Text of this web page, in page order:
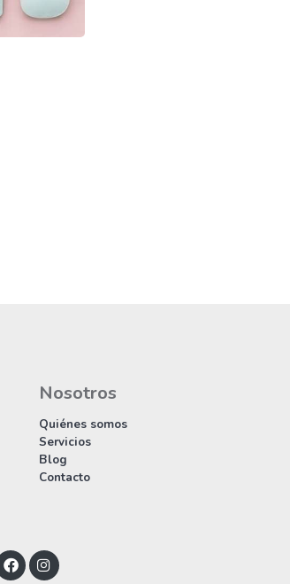
Nosotros
Quiénes somos
Servicios
Blog
Contacto